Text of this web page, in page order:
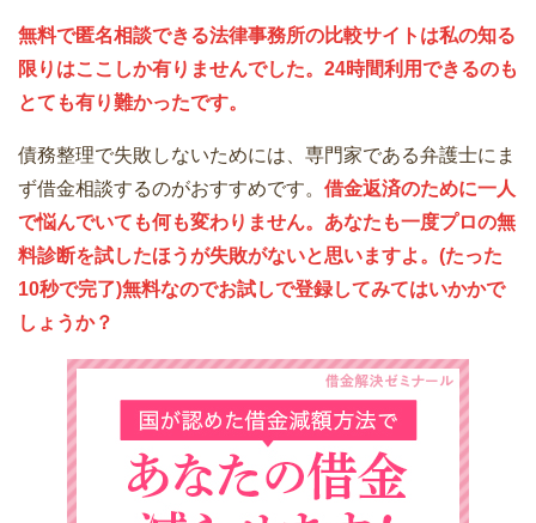
無料で匿名相談できる法律事務所の比較サイトは私の知る
限りはここしか有りませんでした。24時間利用できるのも
とても有り難かったです。
債務整理で失敗しないためには、専門家である弁護士にま
ず借金相談するのがおすすめです。 借金返済のために一人
で悩んでいても何も変わりません。あなたも一度プロの無
料診断を試したほうが失敗がないと思いますよ。(たった
10秒で完了)無料なのでお試しで登録してみてはいかかで
しょうか？